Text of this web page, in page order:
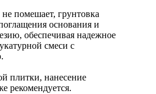
помешает, грунтовка
основания и
обеспечивая надежное
смеси с
плитки, нанесение
рекомендуется.